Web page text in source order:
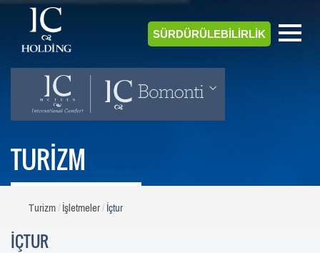
SÜRDÜRÜLEBİLİRLİK
TURİZM
Turizm İşletmeler İçtur
İÇTUR